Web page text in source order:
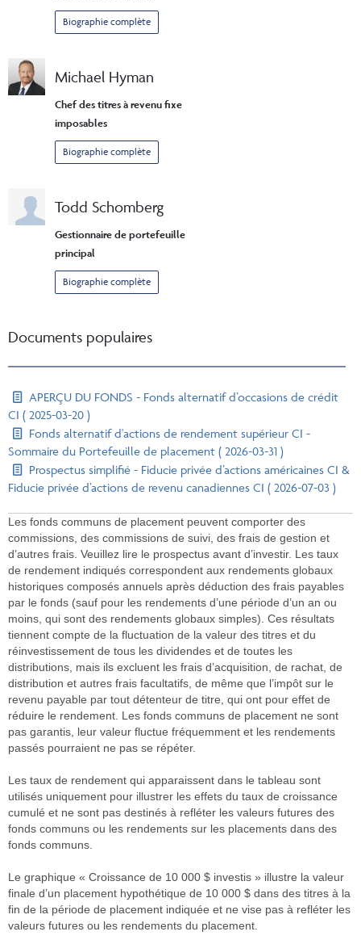
Biographie complète
Michael Hyman
Chef des titres à revenu fixe
imposables
Biographie complète
Todd Schomberg
Gestionnaire de portefeuille
principal
Biographie complète
Documents populaires
APERÇU DU FONDS - Fonds alternatif d’occasions de crédit
CI ( 2025-03-20 )
Fonds alternatif d'actions de rendement supérieur CI -
Sommaire du Portefeuille de placement ( 2026-03-31 )
Prospectus simplifié - Fiducie privée d’actions américaines CI &
Fiducie privée d’actions de revenu canadiennes CI ( 2026-07-03 )
Les fonds communs de placement peuvent comporter des
commissions, des commissions de suivi, des frais de gestion et
d’autres frais. Veuillez lire le prospectus avant d’investir. Les taux
de rendement indiqués correspondent aux rendements globaux
historiques composés annuels après déduction des frais payables
par le fonds (sauf pour les rendements d’une période d’un an ou
moins, qui sont des rendements globaux simples). Ces résultats
tiennent compte de la fluctuation de la valeur des titres et du
réinvestissement de tous les dividendes et de toutes les
distributions, mais ils excluent les frais d’acquisition, de rachat, de
distribution et autres frais facultatifs, de même que l’impôt sur le
revenu payable par tout détenteur de titre, qui ont pour effet de
réduire le rendement. Les fonds communs de placement ne sont
pas garantis, leur valeur fluctue fréquemment et les rendements
passés pourraient ne pas se répéter.
Les taux de rendement qui apparaissent dans le tableau sont
utilisés uniquement pour illustrer les effets du taux de croissance
cumulé et ne sont pas destinés à refléter les valeurs futures des
fonds communs ou les rendements sur les placements dans des
fonds communs.
Le graphique « Croissance de 10 000 $ investis » illustre la valeur
finale d’un placement hypothétique de 10 000 $ dans des titres à la
fin de la période de placement indiquée et ne vise pas à refléter les
valeurs futures ou les rendements du placement.